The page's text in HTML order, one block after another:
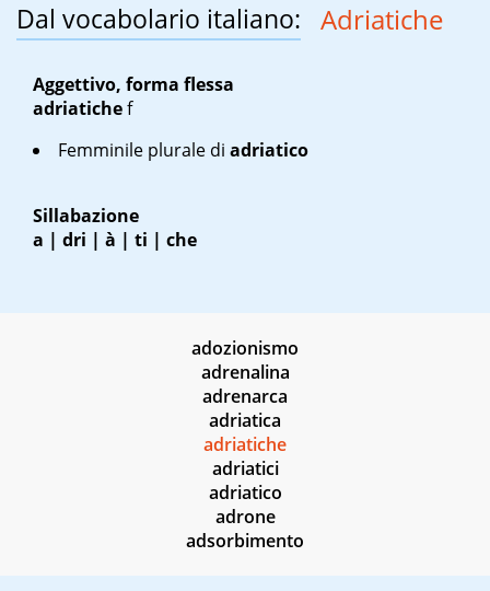
Dal vocabolario italiano: Adriatiche
Aggettivo, forma flessa
adriatichef
Femminile plurale di adriatico
Sillabazione
a | dri | à | ti | che
adozionismo
adrenalina
adrenarca
adriatica
adriatiche
adriatici
adriatico
adrone
adsorbimento